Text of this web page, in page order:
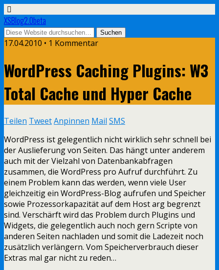
XSBlog2.0beta
17.04.2010 • 1 Kommentar
WordPress Caching Plugins: W3
Total Cache und Hyper Cache
Teilen TweetAnpinnen Mail SMS
WordPress ist gelegentlich nicht wirklich sehr schnell bei
der Auslieferung von Seiten. Das hängt unter anderem
auch mit der Vielzahl von Datenbankabfragen
zusammen, die WordPress pro Aufruf durchführt. Zu
einem Problem kann das werden, wenn viele User
gleichzeitig ein WordPress-Blog aufrufen und Speicher
sowie Prozessorkapazität auf dem Host arg begrenzt
sind. Verschärft wird das Problem durch Plugins und
Widgets, die gelegentlich auch noch gern Scripte von
anderen Seiten nachladen und somit die Ladezeit noch
zusätzlich verlängern. Vom Speicherverbrauch dieser
Extras mal gar nicht zu reden…